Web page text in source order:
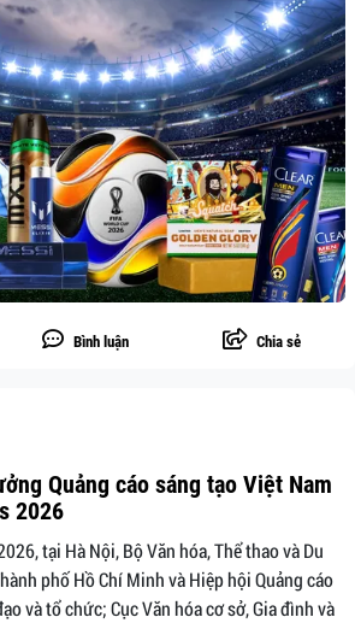
Bình luận Chia sẻ
Quảng cáo sáng tạo Việt Nam
2026
tại Hà Nội, Bộ Văn hóa, Thể thao và Du
phố Hồ Chí Minh và Hiệp hội Quảng cáo
và tổ chức; Cục Văn hóa cơ sở, Gia đình và